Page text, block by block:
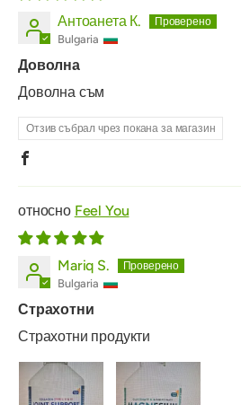
Антоанета К.
Bulgaria
Доволна
Доволна съм
Отзив събрал чрез покана за магазин
Feel You
Mariq S.
Bulgaria
Страхотни
Страхотни продукти